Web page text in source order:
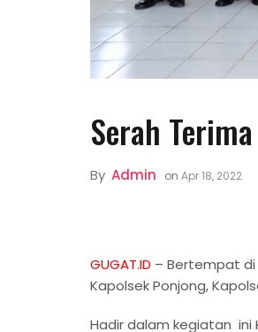
Serah
By Admin on Apr 18, 2022
GUGAT.ID – Bertempat di
Kapolsek Ponjong,
Hadir dalam kegiatan ini